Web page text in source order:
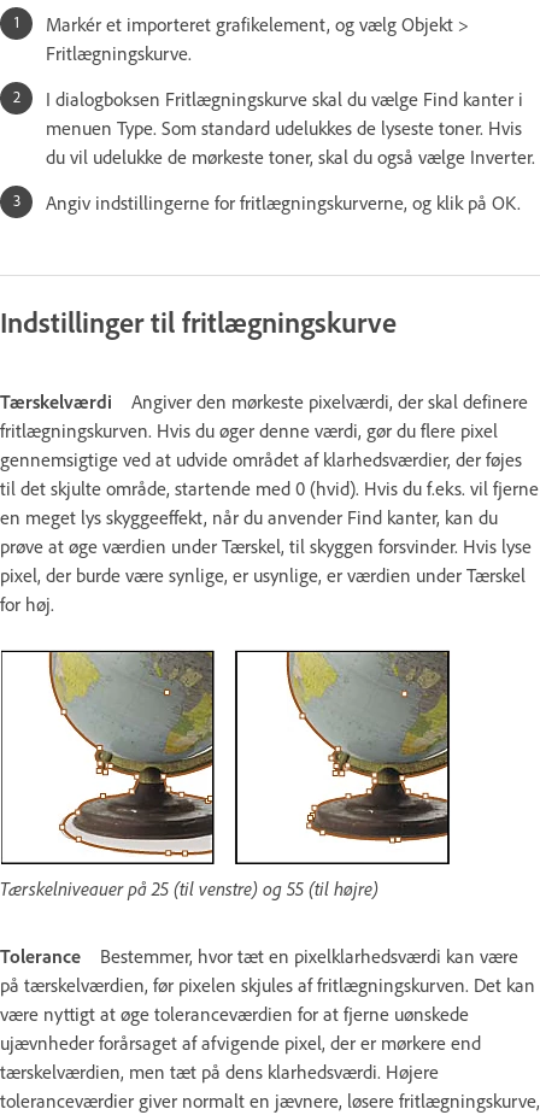
Markér et importeret grafikelement, og vælg Objekt >
Fritlægningskurve.
I dialogboksen Fritlægningskurve skal du vælge Find kanter i
menuen Type. Som standard udelukkes de lyseste toner. Hvis
du vil udelukke de mørkeste toner, skal du også vælge Inverter.
Angiv indstillingerne for fritlægningskurverne, og klik på OK.
Indstillinger til fritlægningskurve
Tærskelværdi
Angiver den mørkeste pixelværdi, der skal definere
fritlægningskurven. Hvis du øger denne værdi, gør du flere pixel
gennemsigtige ved at udvide området af klarhedsværdier, der føjes
til det skjulte område, startende med 0 (hvid). Hvis du f.eks. vil fjerne
en meget lys skyggeeffekt, når du anvender Find kanter, kan du
prøve at øge værdien under Tærskel, til skyggen forsvinder. Hvis lyse
pixel, der burde være synlige, er usynlige, er værdien under Tærskel
for høj.
Tærskelniveauer på 25 (til venstre) og 55 (til højre)
Tolerance
Bestemmer, hvor tæt en pixelklarhedsværdi kan være
på tærskelværdien, før pixelen skjules af fritlægningskurven. Det kan
være nyttigt at øge toleranceværdien for at fjerne uønskede
ujævnheder forårsaget af afvigende pixel, der er mørkere end
tærskelværdien, men tæt på dens klarhedsværdi. Højere
toleranceværdier giver normalt en jævnere, løsere fritlægningskurve,